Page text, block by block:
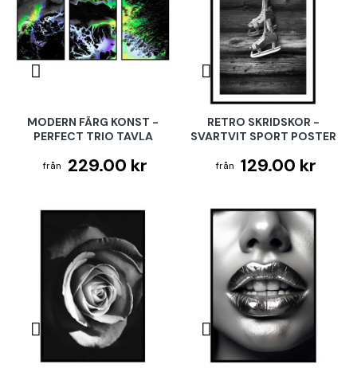
MODERN FÄRG KONST -
PERFECT TRIO TAVLA
229.00 kr
RETRO SKRIDSKOR -
SVARTVIT SPORT POSTER
129.00 kr